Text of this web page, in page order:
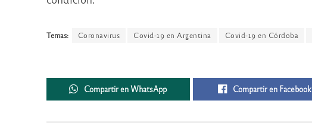
Temas: Coronavirus Covid-19 en Argentina Covid-19 en Córdoba
Compartir en WhatsApp Compartir en Facebook